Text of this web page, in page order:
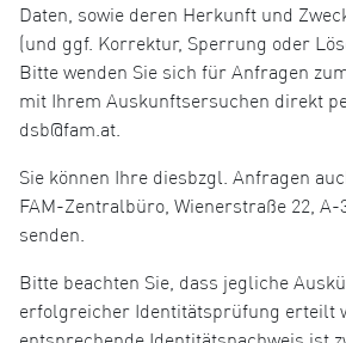
Daten, sowie deren Herkunft und
(und ggf. Korrektur, Sperrung oder
Bitte wenden Sie sich für Anfragen
mit Ihrem Auskunftsersuchen direkt
dsb@fam.at.
Sie können Ihre diesbzgl. Anfragen
FAM-Zentralbüro, Wienerstraße 22, A-
senden.
Bitte beachten Sie, dass jegliche
erfolgreicher Identitätsprüfung erteilt